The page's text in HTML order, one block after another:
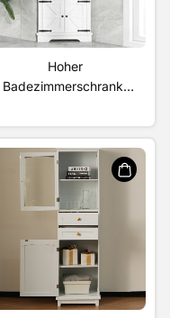
Hoher
Badezimmerschrank,
und verstellbarem
Einlegeboden, MDF-
Platte, Weiß